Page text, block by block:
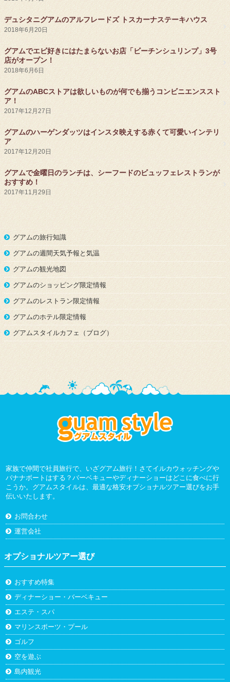
デュシタニグアムのアルフレードズ トスカーナステーキハウス
2018年6月20日
グアムでエビ好きにはたまらないお店「ビーチンシュリンプ」3号
店がオープン！
2018年6月6日
グアムのABCストアは欲しいものが何でも揃うコンビニエンススト
ア！
2017年12月27日
グアムのハーゲンダッツはインスタ映えする赤くて可愛いインテリ
ア
2017年12月20日
グアムで金曜日のランチは、シーフードのビュッフェレストランが
おすすめ！
2017年11月29日
グアムの旅行知識
グアムの週間天気予報と気温
グアムの観光地図
グアムのショッピング限定情報
グアムのレストラン限定情報
グアムのホテル限定情報
グアムスタイルカフェ（ブログ）
家族で仲間で社員旅行で、いざグアム旅行！さてイルカウォッチングや
バナナボートはする？バーベキューやディナーショーはどこに食べに行
こうか。グアムスタイルは、最適な格安オプショナルツアー選びをお手
伝いいたします。
お問合わせ
運営会社
オプショナルツアー選び
おすすめ特集
ディナーショー・バーベキュー
エステ・スパ
マリンスポーツ・プール
ゴルフ
空を遊ぶ
島内観光